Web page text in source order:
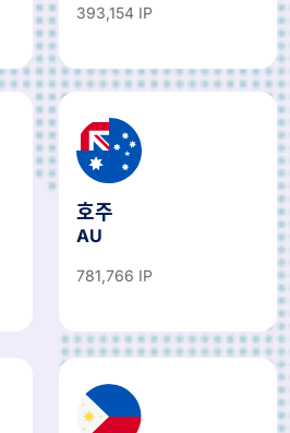
393,154 IP
호주
AU
781,766 IP